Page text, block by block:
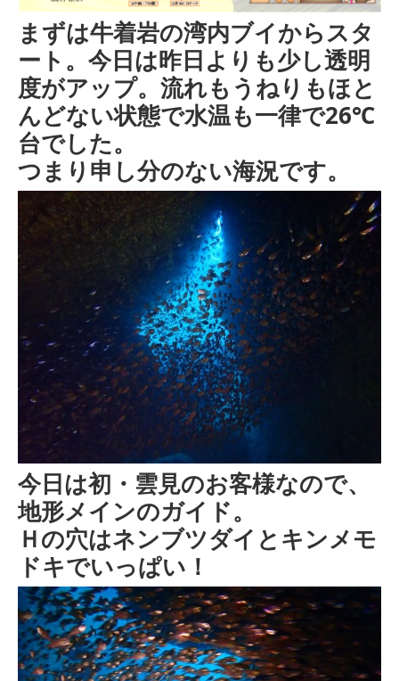
まずは牛着岩の湾内ブイからスタ
ート。今日は昨日よりも少し透明
度がアップ。流れもうねりもほと
んどない状態で水温も一律で26℃
台でした。
つまり申し分のない海況です。
今日は初・雲見のお客様なので、
地形メインのガイド。
Ｈの穴はネンブツダイとキンメモ
ドキでいっぱい！